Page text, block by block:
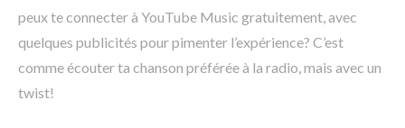
peux te connecter à YouTube Music gratuitement, avec
quelques publicités pour pimenter l’expérience? C’est
comme écouter ta chanson préférée à la radio, mais avec un
twist!